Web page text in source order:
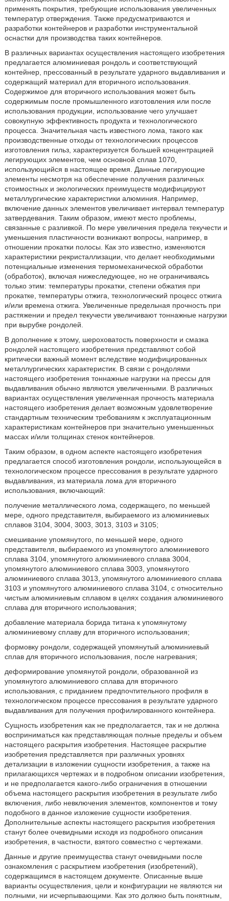
применять покрытия, требующие использования увеличенных
температур отверждения. Также предусматриваются и
разработки контейнеров и разработки инструментальной
оснастки для производства таких контейнеров.
В различных вариантах осуществления настоящего изобретения
предлагается алюминиевая рондоль и соответствующий
контейнер, прессованный в результате ударного выдавливания и
содержащий материал для вторичного использования.
Содержимое для вторичного использования может быть
содержимым после промышленного изготовления или после
использования продукции, использование чего улучшает
совокупную эффективность продукта и технологического
процесса. Значительная часть известного лома, такого как
производственные отходы от технологических процессов
изготовления гильз, характеризуется большей концентрацией
легирующих элементов, чем основной сплав 1070,
использующийся в настоящее время. Данные легирующие
элементы несмотря на обеспечение получения различных
стоимостных и экологических преимуществ модифицируют
металлургические характеристики алюминия. Например,
включение данных элементов увеличивает интервал температур
затвердевания. Таким образом, имеют место проблемы,
связанные с разливкой. По мере увеличения предела текучести и
уменьшения пластичности возникают вопросы, например, в
отношении прокатки полосы. Как это известно, изменяются
характеристики рекристаллизации, что делает необходимыми
потенциальные изменения термомеханической обработки
(обработок), включая нижеследующее, но не ограничиваясь
только этим: температуры прокатки, степени обжатия при
прокатке, температуры отжига, технологический процесс отжига
и/или времена отжига. Увеличенные предельная прочность при
растяжении и предел текучести увеличивают тоннажные нагрузки
при вырубке рондолей.
В дополнение к этому, шероховатость поверхности и смазка
рондолей настоящего изобретения представляют собой
критически важный момент вследствие модифицированных
металлургических характеристик. В связи с рондолями
настоящего изобретения тоннажные нагрузки на прессы для
выдавливания обычно являются увеличенными. В различных
вариантах осуществления увеличенная прочность материала
настоящего изобретения делает возможным удовлетворение
стандартным техническим требованиям к эксплуатационным
характеристикам контейнеров при значительно уменьшенных
массах и/или толщинах стенок контейнеров.
Таким образом, в одном аспекте настоящего изобретения
предлагается способ изготовления рондоли, использующейся в
технологическом процессе прессования в результате ударного
выдавливания, из материала лома для вторичного
использования, включающий:
получение металлического лома, содержащего, по меньшей
мере, одного представителя, выбираемого из алюминиевых
сплавов 3104, 3004, 3003, 3013, 3103 и 3105;
смешивание упомянутого, по меньшей мере, одного
представителя, выбираемого из упомянутого алюминиевого
сплава 3104, упомянутого алюминиевого сплава 3004,
упомянутого алюминиевого сплава 3003, упомянутого
алюминиевого сплава 3013, упомянутого алюминиевого сплава
3103 и упомянутого алюминиевого сплава 3104, с относительно
чистым алюминиевым сплавом в целях создания алюминиевого
сплава для вторичного использования;
добавление материала борида титана к упомянутому
алюминиевому сплаву для вторичного использования;
формовку рондоли, содержащей упомянутый алюминиевый
сплав для вторичного использования, после нагревания;
деформирование упомянутой рондоли, образованной из
упомянутого алюминиевого сплава для вторичного
использования, с приданием предпочтительного профиля в
технологическом процессе прессования в результате ударного
выдавливания для получения профилированного контейнера.
Сущность изобретения как не предполагается, так и не должна
восприниматься как представляющая полные пределы и объем
настоящего раскрытия изобретения. Настоящее раскрытие
изобретения представляется при различных уровнях
детализации в изложении сущности изобретения, а также на
прилагающихся чертежах и в подробном описании изобретения,
и не предполагается какого-либо ограничения в отношении
объема настоящего раскрытия изобретения в результате либо
включения, либо невключения элементов, компонентов и тому
подобного в данное изложение сущности изобретения.
Дополнительные аспекты настоящего раскрытия изобретения
станут более очевидными исходя из подробного описания
изобретения, в частности, взятого совместно с чертежами.
Данные и другие преимущества станут очевидными после
ознакомления с раскрытием изобретения (изобретений),
содержащимся в настоящем документе. Описанные выше
варианты осуществления, цели и конфигурации не являются ни
полными, ни исчерпывающими. Как это должно быть понятным,